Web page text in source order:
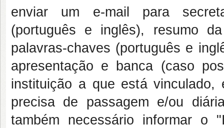
enviar um e-mail para
(português e inglês), resumo
palavras-chaves (português e
apresentação e banca (caso
instituição a que está
precisa de passagem e/ou
também necessário informar o